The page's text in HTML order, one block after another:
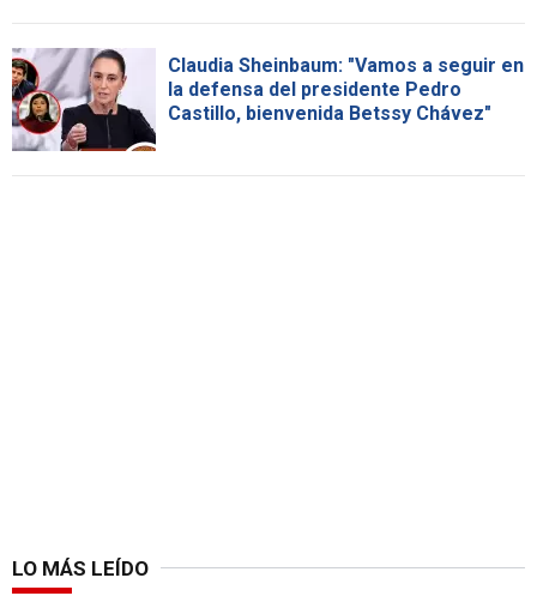
Claudia Sheinbaum: "Vamos a seguir en
la defensa del presidente Pedro
Castillo, bienvenida Betssy Chávez"
LO MÁS LEÍDO